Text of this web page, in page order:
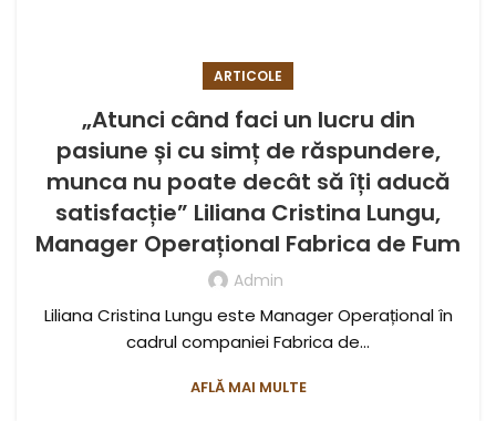
ARTICOLE
„Atunci când faci un lucru din
pasiune și cu simț de răspundere,
munca nu poate decât să îți aducă
satisfacție” Liliana Cristina Lungu,
Manager Operațional Fabrica de Fum
Admin
Liliana Cristina Lungu este Manager Operațional în
cadrul companiei Fabrica de...
AFLĂ MAI MULTE